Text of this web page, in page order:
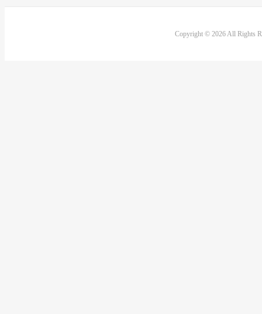
Copyright © 2026 All Rights